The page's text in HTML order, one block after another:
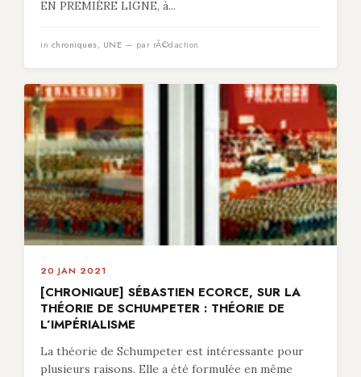
EN PREMIÈRE LIGNE, à...
in chroniques, UNE — par rÃ©daction
20 JAN 2021
[CHRONIQUE] SÉBASTIEN ECORCE, SUR LA
THÉORIE DE SCHUMPETER : THÉORIE DE
L’IMPÉRIALISME
La théorie de Schumpeter est intéressante pour
plusieurs raisons. Elle a été formulée en même